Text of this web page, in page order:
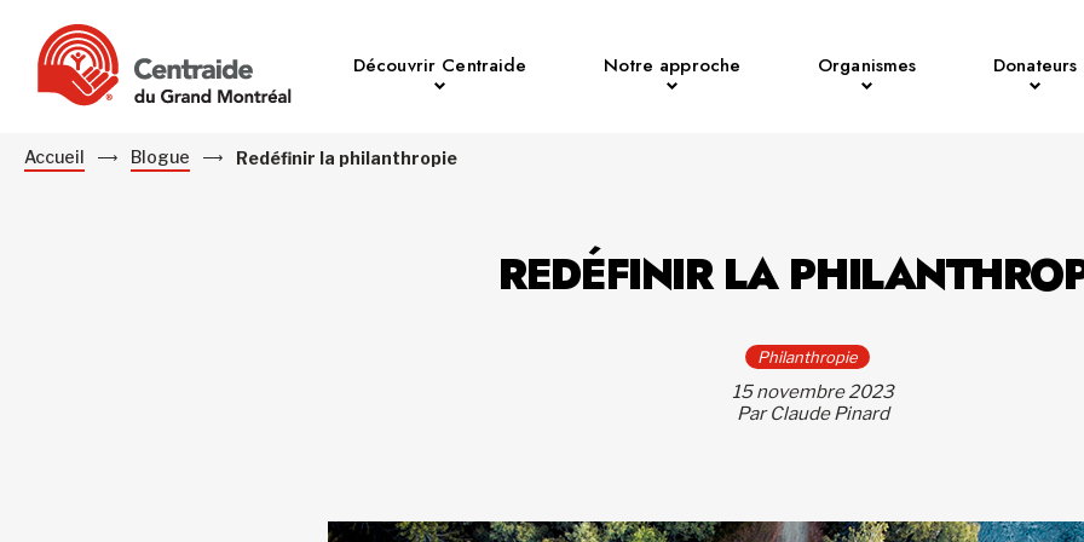
Découvrir Centraide Notre approche Organismes Donateurs
Accueil Blogue Redéfinir la philanthropie
REDÉFINIR LA
Philanthropie
15 novembre 2023
Par Claude Pinard